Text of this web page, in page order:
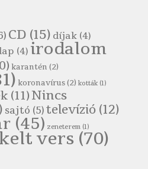
biga
CD (15) díjak (4)
(4) irodalom
karantén (2)
koronavírus(2) kották (1)
(11)Nincs
sajtó (5)televízió (12)
(45) zeneterem (1)
vers (70)